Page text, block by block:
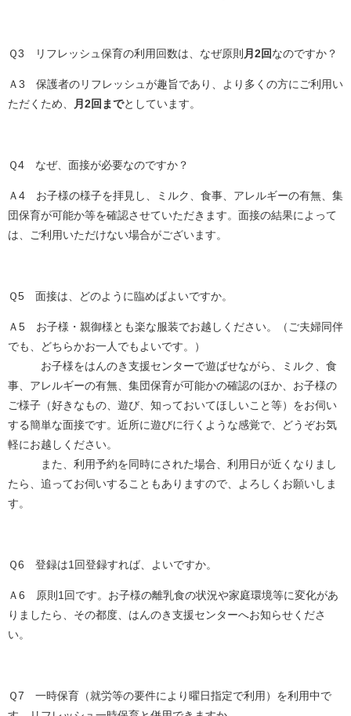
Ｑ3 リフレッシュ保育の利用回数は、なぜ原則 月2回なのですか？
Ａ3 保護者のリフレッシュが趣旨であり、より多くの方にご利用い
ただくため、
月2回までとしています。
Ｑ4 なぜ、面接が必要なのですか？
Ａ4 お子様の様子を拝見し、ミルク、食事、アレルギーの有無、集
団保育が可能か等を確認させていただきます。面接の結果によって
は、ご利用いただけない場合がございます。
Ｑ5 面接は、どのように臨めばよいですか。
Ａ5 お子様・親御様とも楽な服装でお越しください。（ご夫婦同伴
でも、どちらかお一人でもよいです。）
お子様をはんのき支援センターで遊ばせながら、ミルク、食
事、アレルギーの有無、集団保育が可能かの確認のほか、お子様の
ご様子（好きなもの、遊び、知っておいてほしいこと等）をお伺い
する簡単な面接です。近所に遊びに行くような感覚で、どうぞお気
軽にお越しください。
また、利用予約を同時にされた場合、利用日が近くなりまし
たら、追ってお伺いすることもありますので、よろしくお願いしま
す。
Ｑ6 登録は1回登録すれば、よいですか。
Ａ6 原則1回です。お子様の離乳食の状況や家庭環境等に変化があ
りましたら、その都度、はんのき支援センターへお知らせくださ
い。
Ｑ7 一時保育（就労等の要件により曜日指定で利用）を利用中で